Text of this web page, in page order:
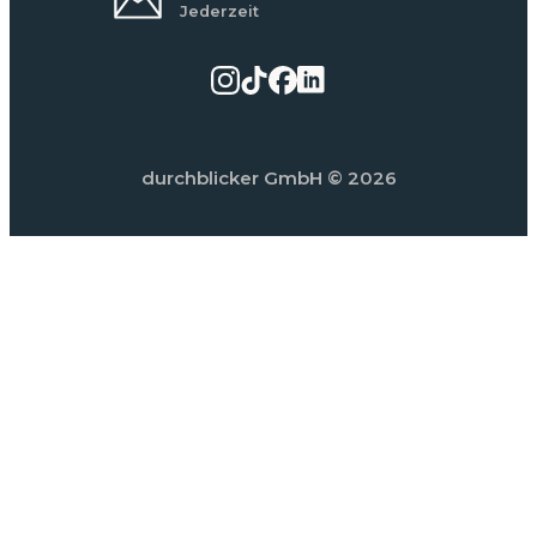
Jederzeit
durchblicker GmbH © 2026